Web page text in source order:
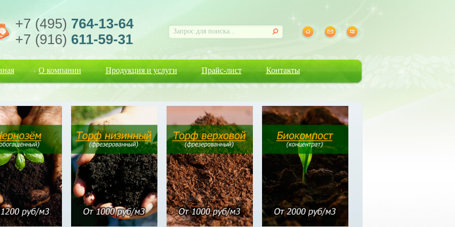
+7 (495) 764-13-64
+7 (916) 611-59-31
О компании Продукция и услуги Прайс-лист Контакты